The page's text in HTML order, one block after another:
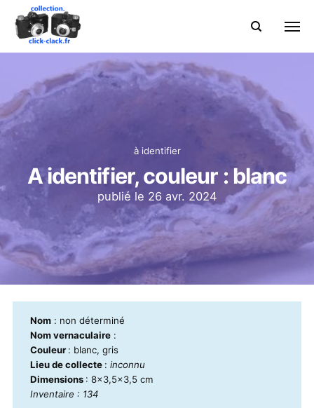
à identifier
A identifier, couleur : blanc
publié le 26 avr. 2024
Nom: non déterminé
Nom vernaculaire:
Couleur: blanc, gris
Lieu de collecte : inconnu
Dimensions : 8x3,5x3,5 cm
Inventaire : 134